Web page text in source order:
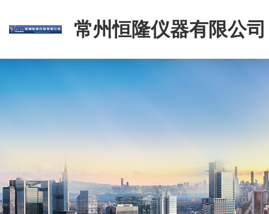
常州恒隆仪器有限公司